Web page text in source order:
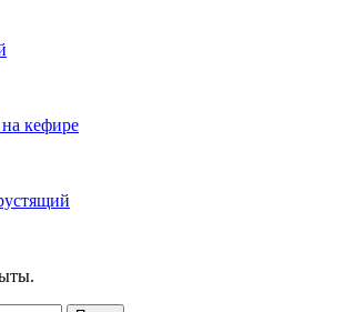
кефире